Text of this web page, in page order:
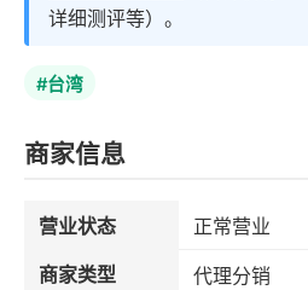
详细测评等）。
#台湾
商家信息
营业状态
正常营业
商家类型
代理分销